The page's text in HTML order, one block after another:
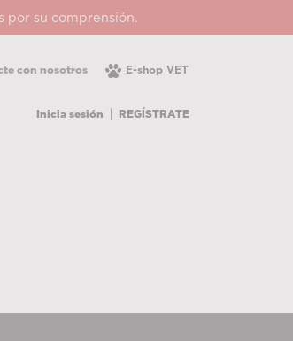
por su comprensión.
E-shop VET
con nosotros
Inicia sesión REGÍSTRATE